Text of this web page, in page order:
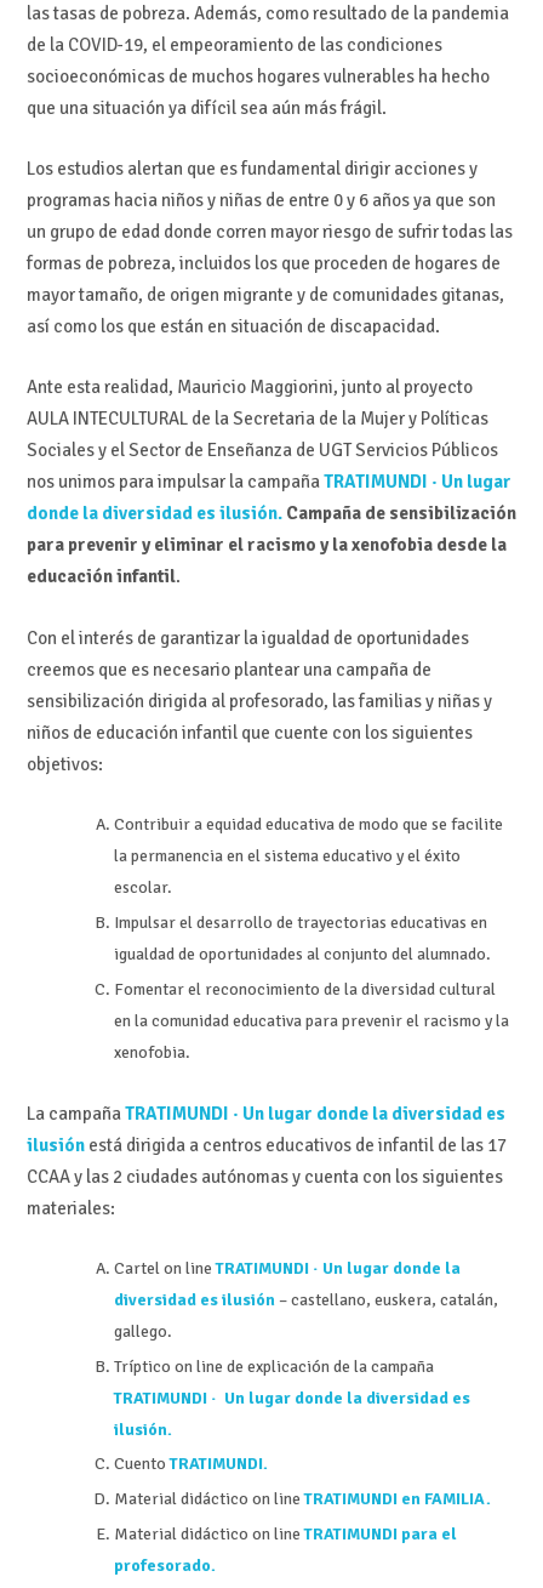
las tasas de pobreza. Además, como resultado de la pandemia
de la COVID-19, el empeoramiento de las condiciones
socioeconómicas de muchos hogares vulnerables ha hecho
que una situación ya difícil sea aún más frágil.
Los estudios alertan que es fundamental dirigir acciones y
programas hacia niños y niñas de entre 0 y 6 años ya que son
un grupo de edad donde corren mayor riesgo de sufrir todas las
formas de pobreza, incluidos los que proceden de hogares de
mayor tamaño, de origen migrante y de comunidades gitanas,
así como los que están en situación de discapacidad.
Ante esta realidad, Mauricio Maggiorini, junto al proyecto
AULA INTECULTURAL de la Secretaria de la Mujer y Políticas
Sociales y el Sector de Enseñanza de UGT Servicios Públicos
nos unimos para impulsar la campañaTRATIMUNDI · Un lugar
donde la diversidad es ilusión.Campaña de sensibilización
para prevenir y eliminar el racismo y la xenofobia desde la
educación infantil.
Con el interés de garantizar la igualdad de oportunidades
creemos que es necesario plantear una campaña de
sensibilización dirigida al profesorado, las familias y niñas y
niños de educación infantil que cuente con los siguientes
objetivos:
Contribuir a equidad educativa de modo que se facilite
la permanencia en el sistema educativo y el éxito
escolar.
Impulsar el desarrollo de trayectorias educativas en
igualdad de oportunidades al conjunto del alumnado.
Fomentar el reconocimiento de la diversidad cultural
en la comunidad educativa para prevenir el racismo y la
xenofobia.
La campaña TRATIMUNDI · Un lugar donde la diversidad es
ilusión está dirigida a centros educativos de infantil de las 17
CCAA y las 2 ciudades autónomas y cuenta con los siguientes
materiales:
Cartel on lineTRATIMUNDI · Un lugar donde la
diversidad es ilusión – castellano, euskera, catalán,
gallego.
Tríptico on line de explicación de la campaña
TRATIMUNDI · Un lugar donde la diversidad es
ilusión.
CuentoTRATIMUNDI.
Material didáctico on lineTRATIMUNDI en FAMILIA.
Material didáctico on lineTRATIMUNDI para el
profesorado.